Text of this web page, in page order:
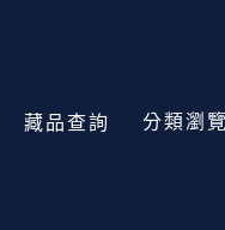
藏品查詢 分類瀏